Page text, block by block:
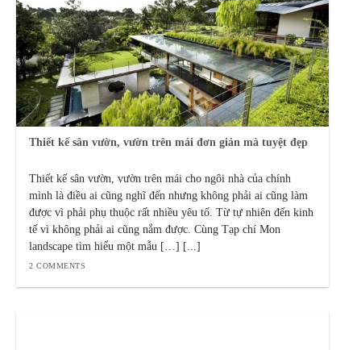
Thiết kế sân vườn, vườn trên mái đơn giản mà tuyệt đẹp
Thiết kế sân vườn, vườn trên mái cho ngôi nhà của chính
mình là điều ai cũng nghĩ đến nhưng không phải ai cũng làm
được vì phải phụ thuộc rất nhiều yêu tố. Từ tự nhiên đến kinh
tế vì không phải ai cũng nắm được. Cùng Tạp chí Mon
landscape tìm hiểu một mẫu […] [...]
2 COMMENTS